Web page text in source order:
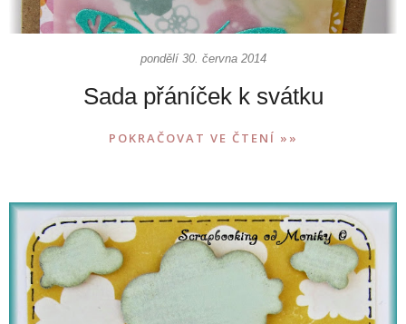
pondělí 30. června 2014
Sada přáníček k svátku
POKRAČOVAT VE ČTENÍ »»